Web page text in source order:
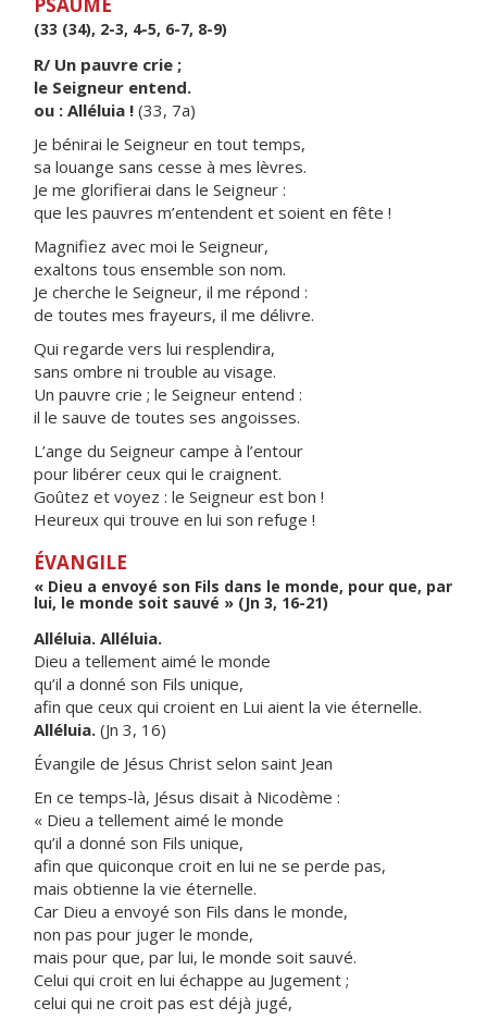
(33 (34), 2-3, 4-5, 6-7, 8-9)
R/ Un pauvre crie ;
le Seigneur entend.
ou : Alléluia ! (33, 7a)
Je bénirai le Seigneur en tout temps,
sa louange sans cesse à mes lèvres.
Je me glorifierai dans le Seigneur :
que les pauvres m’entendent et soient en fête !
Magnifiez avec moi le Seigneur,
exaltons tous ensemble son nom.
Je cherche le Seigneur, il me répond :
de toutes mes frayeurs, il me délivre.
Qui regarde vers lui resplendira,
sans ombre ni trouble au visage.
Un pauvre crie ; le Seigneur entend :
il le sauve de toutes ses angoisses.
L’ange du Seigneur campe à l’entour
pour libérer ceux qui le craignent.
Goûtez et voyez : le Seigneur est bon !
Heureux qui trouve en lui son refuge !
ÉVANGILE
« Dieu a envoyé son Fils dans le monde, pour que, par
lui, le monde soit sauvé » (Jn 3, 16-21)
Alléluia. Alléluia.
Dieu a tellement aimé le monde
qu’il a donné son Fils unique,
afin que ceux qui croient en Lui aient la vie éternelle.
Alléluia. (Jn 3, 16)
Évangile de Jésus Christ selon saint Jean
En ce temps-là, Jésus disait à Nicodème :
« Dieu a tellement aimé le monde
qu’il a donné son Fils unique,
afin que quiconque croit en lui ne se perde pas,
mais obtienne la vie éternelle.
Car Dieu a envoyé son Fils dans le monde,
non pas pour juger le monde,
mais pour que, par lui, le monde soit sauvé.
Celui qui croit en lui échappe au Jugement ;
celui qui ne croit pas est déjà jugé,